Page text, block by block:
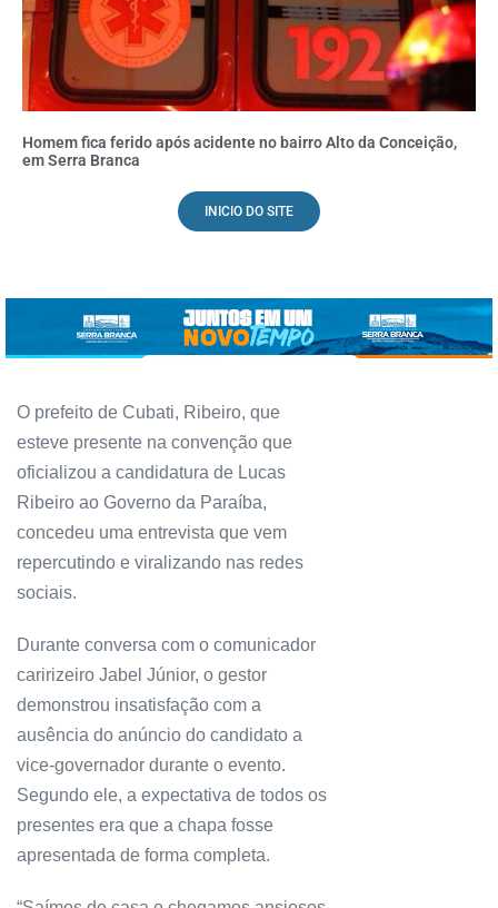
Homem fica ferido após acidente no bairro Alto da Conceição,
em Serra Branca
INICIO DO SITE
O prefeito de Cubati, Ribeiro, que
esteve presente na convenção que
oficializou a candidatura de Lucas
Ribeiro ao Governo da Paraíba,
concedeu uma entrevista que vem
repercutindo e viralizando nas redes
sociais.
Durante conversa com o comunicador
caririzeiro Jabel Júnior, o gestor
demonstrou insatisfação com a
ausência do anúncio do candidato a
vice-governador durante o evento.
Segundo ele, a expectativa de todos os
presentes era que a chapa fosse
apresentada de forma completa.